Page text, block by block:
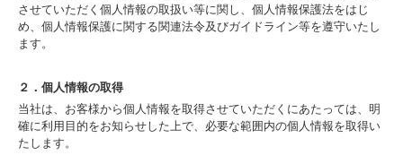
させていただく個人情報の取扱い等に関し、個人情報保護法をはじ
め、個人情報保護に関する関連法令及びガイドライン等を遵守いたし
ます。
２．個人情報の取得
当社は、お客様から個人情報を取得させていただくにあたっては、明
確に利用目的をお知らせした上で、必要な範囲内の個人情報を取得い
たします。